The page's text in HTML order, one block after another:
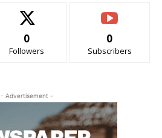
0
Followers
0
Subscribers
- Advertisement -